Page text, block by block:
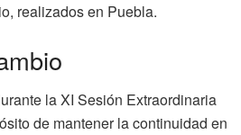
realizados en Puebla.
la XI Sesión Extraordinaria
de mantener la continuidad en